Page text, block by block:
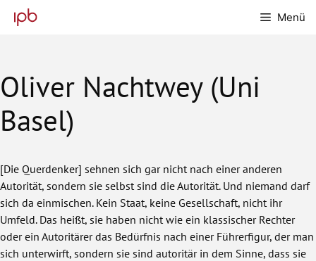
Inhalt
Menü
Oliver Nachtwey (Uni
Basel)
[Die Querdenker] sehnen sich gar nicht nach einer anderen
Autorität, sondern sie selbst sind die Autorität. Und niemand darf
sich da einmischen. Kein Staat, keine Gesellschaft, nicht ihr
Umfeld. Das heißt, sie haben nicht wie ein klassischer Rechter
oder ein Autoritärer das Bedürfnis nach einer Führerfigur, der man
sich unterwirft, sondern sie sind autoritär in dem Sinne, dass sie